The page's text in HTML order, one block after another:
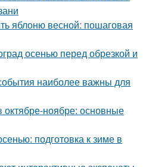
яблоню весной: пошаговая
осенью перед обрезкой и
наиболее важны для
октябре-ноябре: основные
подготовка к зиме в